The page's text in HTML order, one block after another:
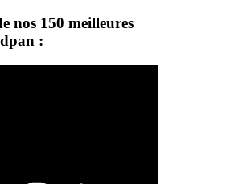
nos 150 meilleures
: